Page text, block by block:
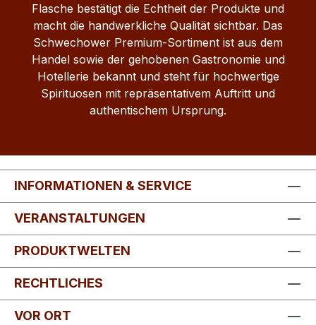
Flasche bestätigt die Echtheit der Produkte und
macht die handwerkliche Qualität sichtbar. Das
Schwechower Premium-Sortiment ist aus dem
Handel sowie der gehobenen Gastronomie und
Hotellerie bekannt und steht für hochwertige
Spirituosen mit repräsentativem Auftritt und
authentischem Ursprung.
INFORMATIONEN & SERVICE
VERANSTALTUNGEN
PRODUKTWELTEN
RECHTLICHES
VOR ORT